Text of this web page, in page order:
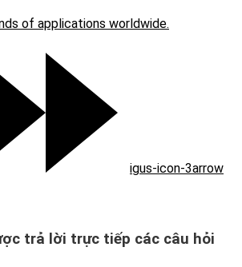
of applications worldwide.
igus-icon-3arrow
trả lời trực tiếp các câu hỏi